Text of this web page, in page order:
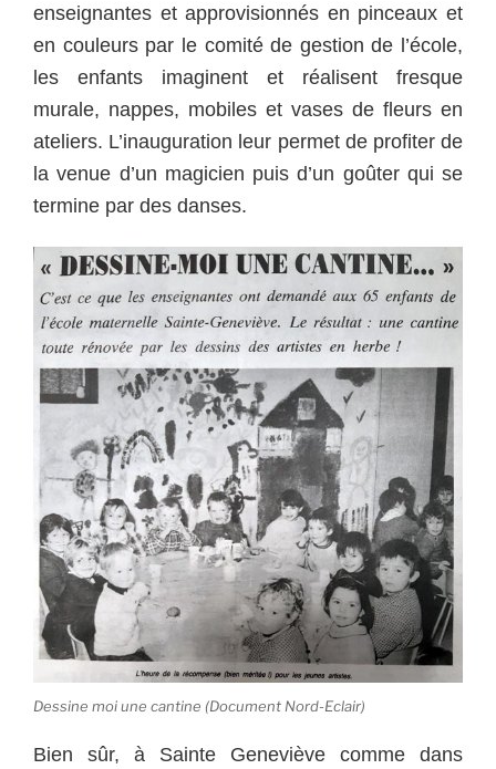
enseignantes et approvisionnés en pinceaux et
en couleurs par le comité de gestion de l’école,
les enfants imaginent et réalisent fresque
murale, nappes, mobiles et vases de fleurs en
ateliers. L’inauguration leur permet de profiter de
la venue d’un magicien puis d’un goûter qui se
termine par des danses.
Dessine moi une cantine (Document Nord-Eclair)
Bien sûr, à Sainte Geneviève comme dans